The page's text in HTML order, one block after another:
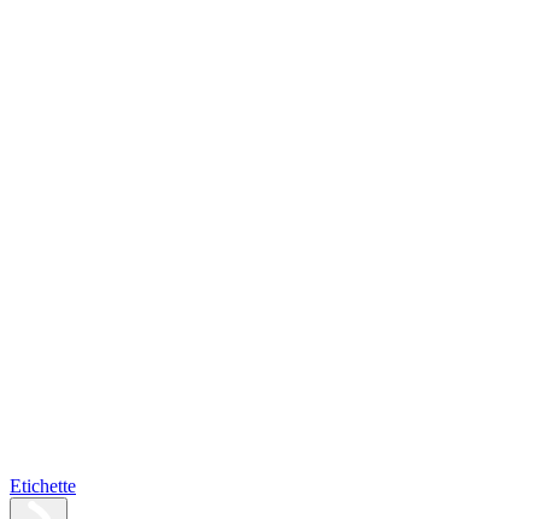
Etichette